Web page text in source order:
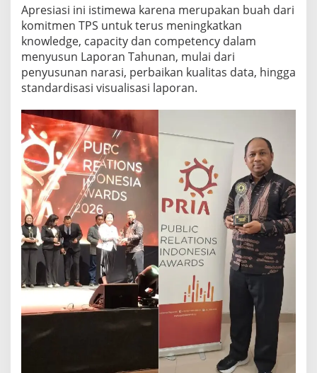
o
r
a
n
T
n
n
T
b
a
k
Apresiasi ini istimewa karena merupakan buah dari
komitmen TPS untuk terus meningkatkan
knowledge, capacity dan competency dalam
menyusun Laporan Tahunan, mulai dari
penyusunan narasi, perbaikan kualitas data, hingga
standardisasi visualisasi laporan.